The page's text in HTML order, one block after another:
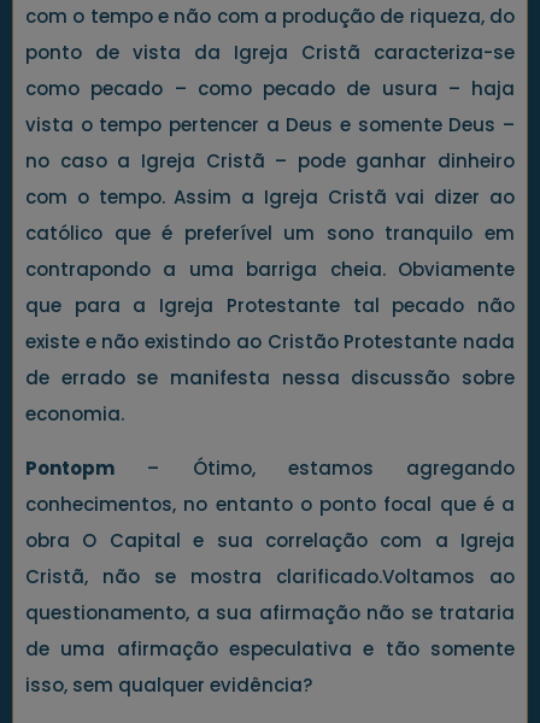
com o tempo e não com a produção de riqueza, do
ponto de vista da Igreja Cristã caracteriza-se
como pecado – como pecado de usura – haja
vista o tempo pertencer a Deus e somente Deus –
no caso a Igreja Cristã – pode ganhar dinheiro
com o tempo. Assim a Igreja Cristã vai dizer ao
católico que é preferível um sono tranquilo em
contrapondo a uma barriga cheia. Obviamente
que para a Igreja Protestante tal pecado não
existe e não existindo ao Cristão Protestante nada
de errado se manifesta nessa discussão sobre
economia.
Pontopm – Ótimo, estamos agregando
conhecimentos, no entanto o ponto focal que é a
obra O Capital e sua correlação com a Igreja
Cristã, não se mostra clarificado.Voltamos ao
questionamento, a sua afirmação não se trataria
de uma afirmação especulativa e tão somente
isso, sem qualquer evidência?